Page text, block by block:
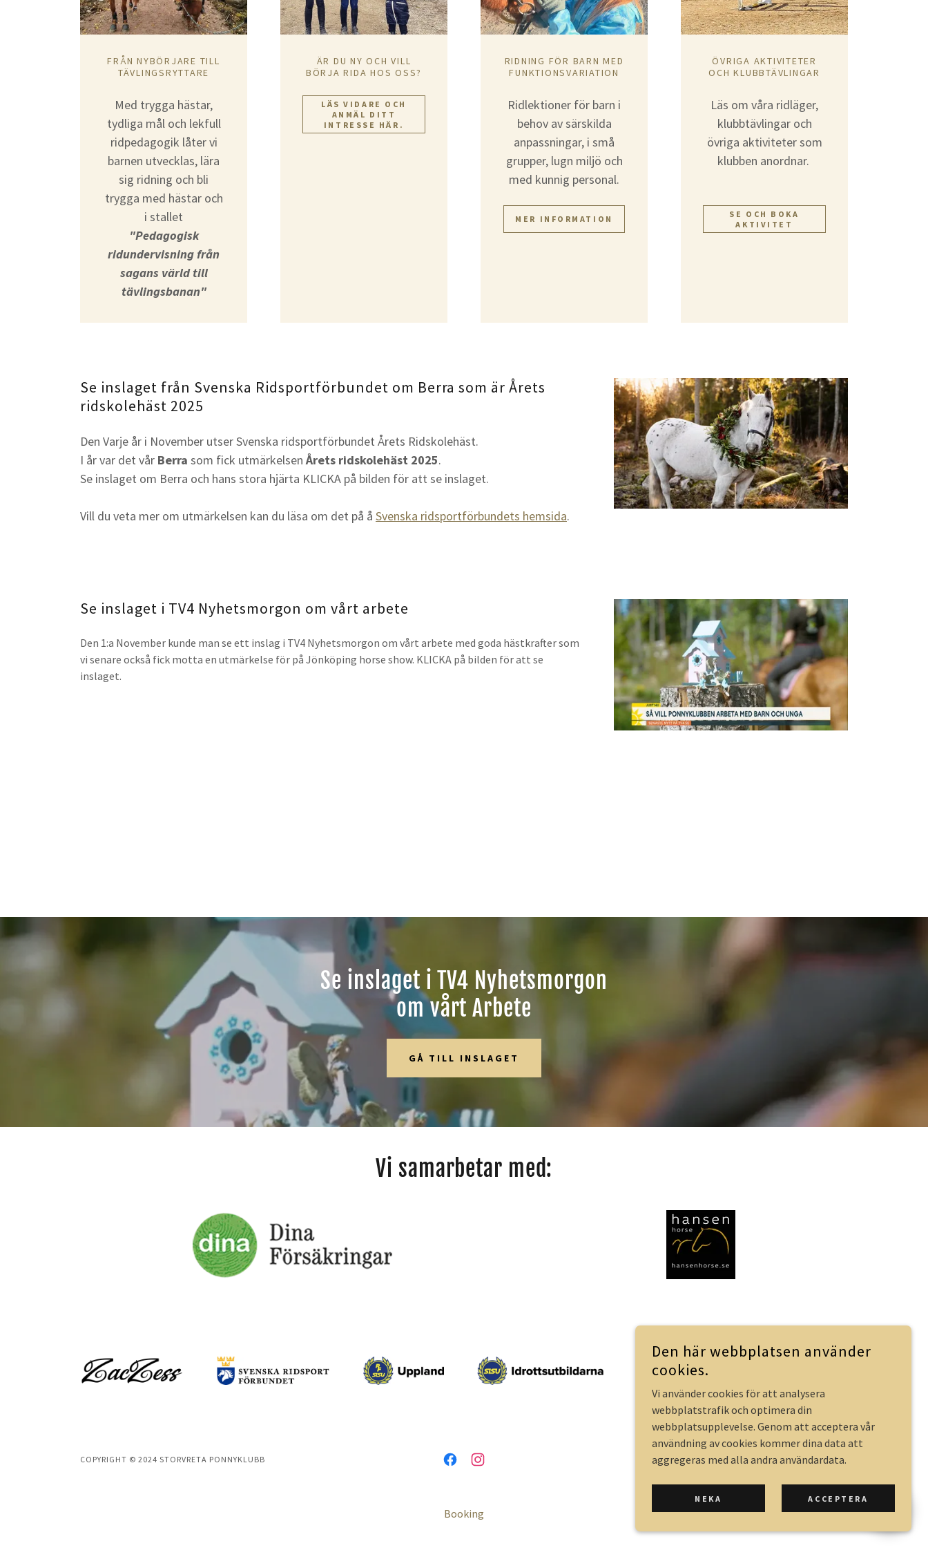
FRÅN NYBÖRJARE TILL
TÄVLINGSRYTTARE
Med trygga hästar,
tydliga mål och lekfull
ridpedagogik låter vi
barnen utvecklas, lära
sig ridning och bli
trygga med hästar och
i stallet
"Pedagogisk
ridundervisning från
sagans värld till
tävlingsbanan"
ÄR DU NY OCH VILL
BÖRJA RIDA HOS OSS?
LÄS VIDARE OCH
ANMÄL DITT
INTRESSE HÄR.
RIDNING FÖR BARN MED
FUNKTIONSVARIATION
Ridlektioner för barn i
behov av särskilda
anpassningar, i små
grupper, lugn miljö och
med kunnig personal.
MER INFORMATION
ÖVRIGA AKTIVITETER
OCH KLUBBTÄVLINGAR
Läs om våra ridläger,
klubbtävlingar och
övriga aktiviteter som
klubben anordnar.
SE OCH BOKA
AKTIVITET
Se inslaget från Svenska Ridsportförbundet om Berra som är Årets
ridskolehäst 2025
Den Varje år i November utser Svenska ridsportförbundet Årets Ridskolehäst.
I år var det vår Berra som fick utmärkelsenÅrets ridskolehäst 2025.
Se inslaget om Berra och hans stora hjärta KLICKA på bilden för att se inslaget.
Vill du veta mer om utmärkelsen kan du läsa om det på å Svenska ridsportförbundets hemsida.
Se inslaget i TV4 Nyhetsmorgon om vårt arbete
Den 1:a November kunde man se ett inslag i TV4 Nyhetsmorgon om vårt arbete med goda hästkrafter som
vi senare också fick motta en utmärkelse för på Jönköping horse show. KLICKA på bilden för att se
inslaget.
Se inslaget i TV4 Nyhetsmorgon
om vårt Arbete
GÅ TILL INSLAGET
Vi samarbetar med:
COPYRIGHT © 2024 STORVRETA PONNYKLUBB
DRIVS AV
Booking
Den här webbplatsen använder
cookies.
Vi använder cookies för att analysera
webbplatstrafik och optimera din
webbplatsupplevelse. Genom att acceptera vår
användning av cookies kommer dina data att
aggregeras med alla andra användardata.
NEKA ACCEPTERA